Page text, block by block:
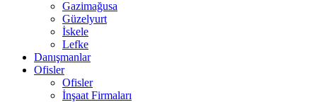
Gazimağusa
Güzelyurt
İskele
Lefke
Danışmanlar
Ofisler
Ofisler
İnşaat Firmaları